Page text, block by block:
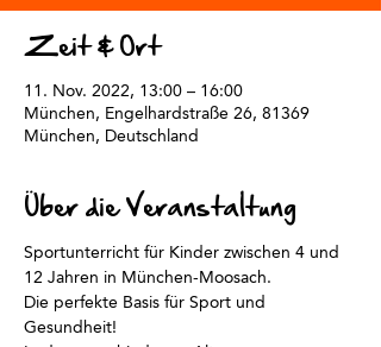
Zeit & Ort
11. Nov. 2022, 13:00 – 16:00
München, Engelhardstraße 26, 81369
München, Deutschland
Über die Veranstaltung
Sportunterricht für Kinder zwischen 4 und
12 Jahren in München-Moosach.
Die perfekte Basis für Sport und
Gesundheit!